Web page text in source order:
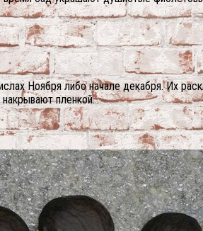
Ноября либо начале декабря. Их
пленкой.